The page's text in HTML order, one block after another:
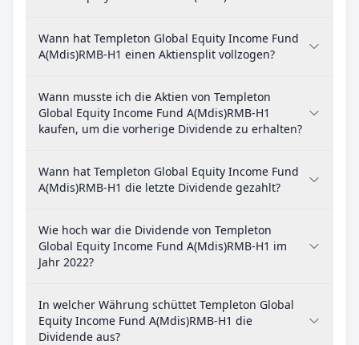
Wann hat Templeton Global Equity Income Fund
A(Mdis)RMB-H1 einen Aktiensplit vollzogen?
Wann musste ich die Aktien von Templeton
Global Equity Income Fund A(Mdis)RMB-H1
kaufen, um die vorherige Dividende zu erhalten?
Wann hat Templeton Global Equity Income Fund
A(Mdis)RMB-H1 die letzte Dividende gezahlt?
Wie hoch war die Dividende von Templeton
Global Equity Income Fund A(Mdis)RMB-H1 im
Jahr 2022?
In welcher Währung schüttet Templeton Global
Equity Income Fund A(Mdis)RMB-H1 die
Dividende aus?